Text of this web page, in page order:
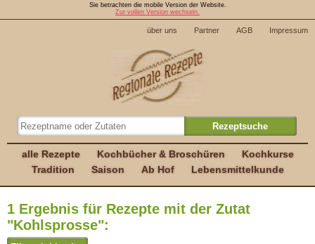
Sie betrachten die mobile Version der Website.
Zur vollen Version wechseln.
über uns Partner AGB Impressum
alle Rezepte Kochbücher & Broschüren
Kochkurse
Tradition
Saison Ab Hof Lebensmittelkunde
1 Ergebnis für Rezepte mit der Zutat
"Kohlsprosse":